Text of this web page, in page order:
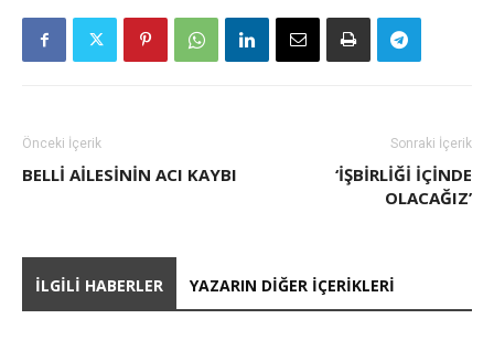
Önceki İçerik
BELLI AILESININ ACI KAYBI
Sonraki İçerik
‘İŞBİRLİĞİ İÇİNDE
OLACAĞIZ’
İLGILI HABERLER YAZARIN DIĞER İÇERIKLERI